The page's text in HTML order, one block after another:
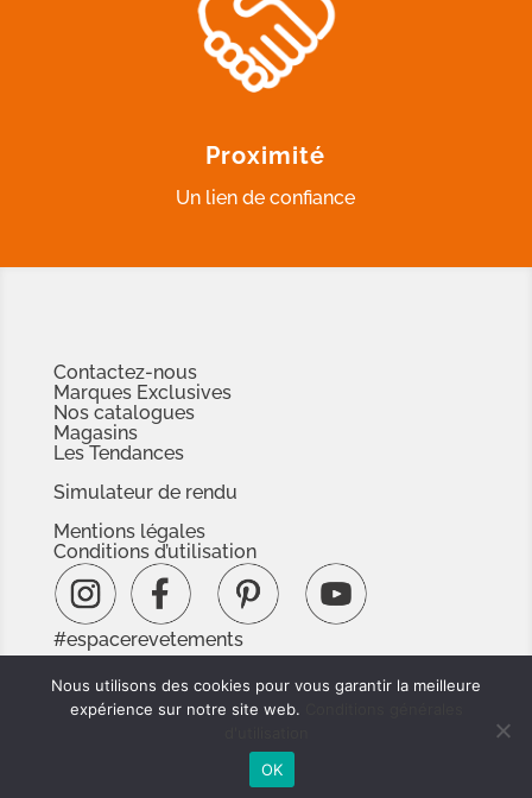
Proximité
Un lien de confiance
Contactez-nous
Marques Exclusives
Nos catalogues
Magasins
Les Tendances
Simulateur de rendu
Mentions légales
Conditions d’utilisation
#espacerevetements
www.espacedoc.fr
www.signnaturedexception.com
Nous utilisons des cookies pour vous garantir la meilleure
expérience sur notre site web.
OK